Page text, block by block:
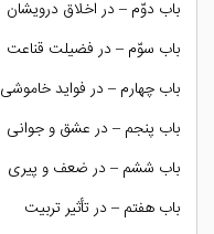
باب دوّم – در اخلاق درویشان
باب سوّم – در فضیلت قناعت
باب چهارم – در فواید خاموشی
باب پنجم – در عشق و جوانی
باب ششم – در ضعف و پیری
باب هفتم – در تأثیر تربیت